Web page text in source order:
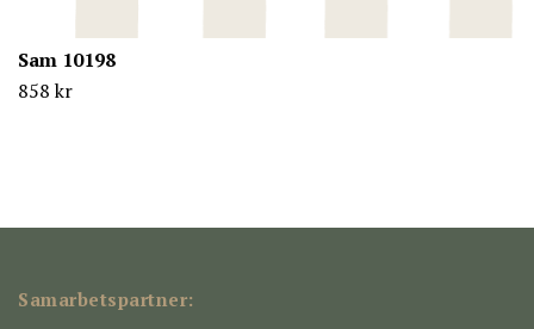
Sam 10198
858 kr
Samarbetspartner: